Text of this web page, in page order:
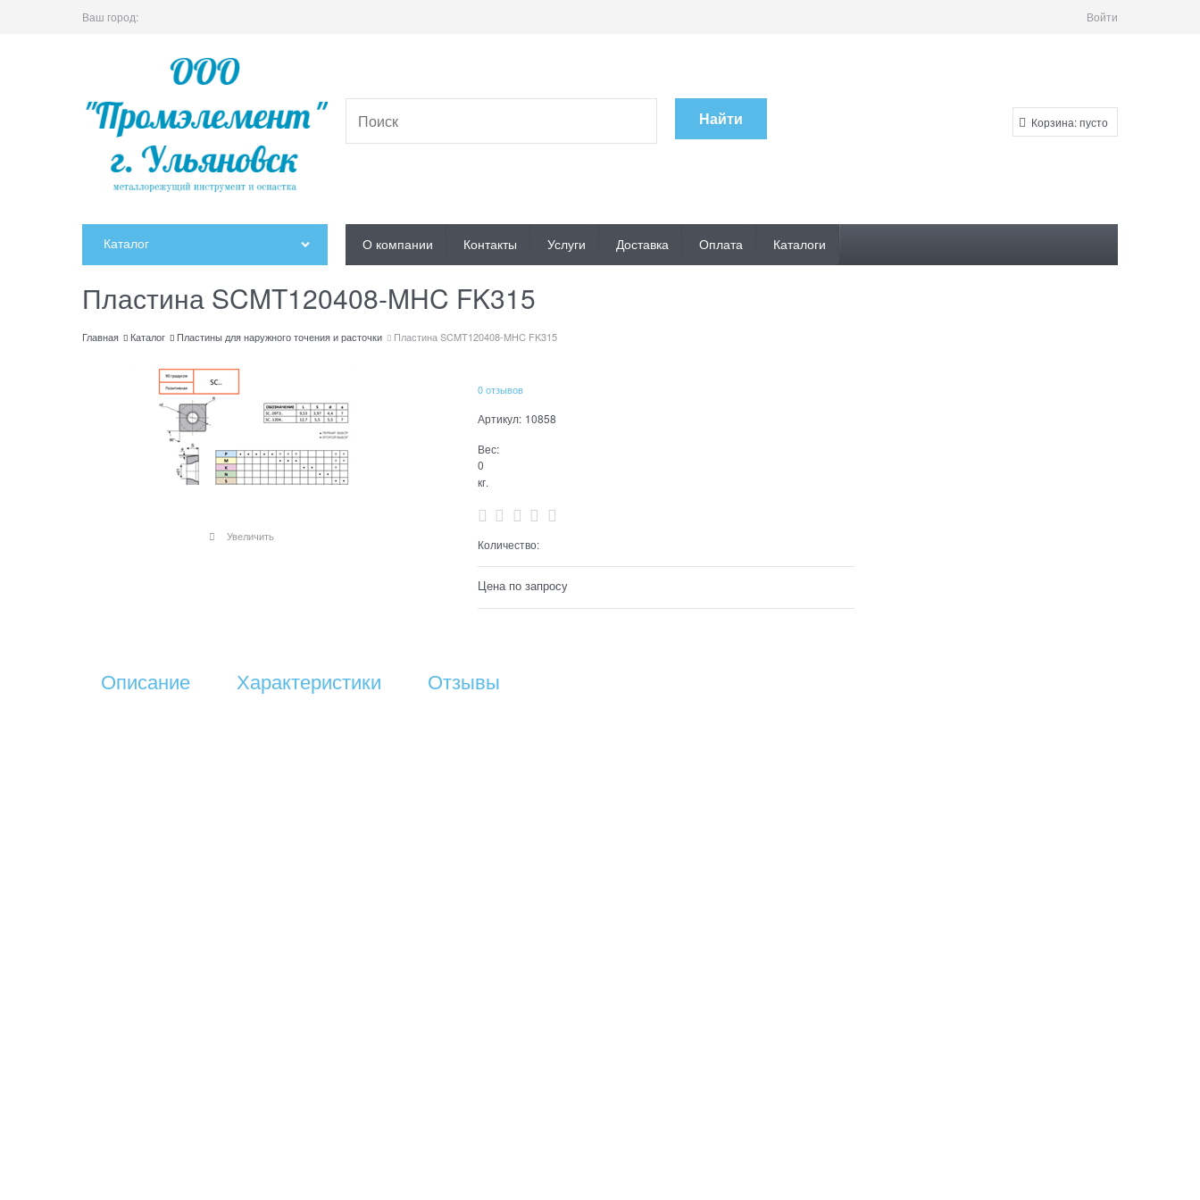
Ваш город: Войти
Найти Корзина:пусто
Каталог О компании Контакты Услуги Доставка Оплата Каталоги
Пластина SCMT120408-MHC FK315
Главная Каталог Пластины для наружного точения и расточки Пластина SCMT120408-MHC FK315
Увеличить
0 отзывов
Артикул: 10858
Вес:
0
кг.
Количество:
Цена по запросу
Описание Характеристики Отзывы